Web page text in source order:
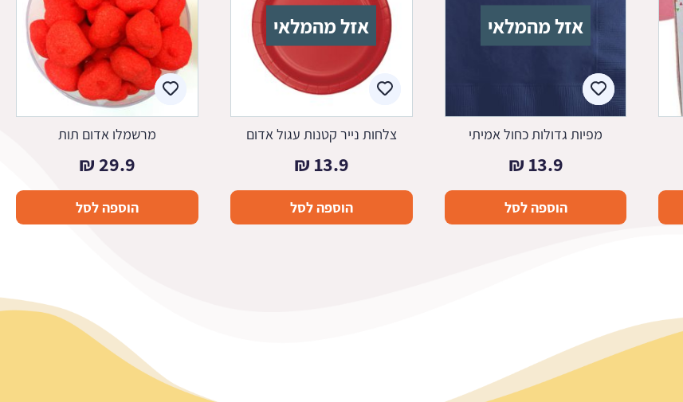
אזל מהמלאי
מפיות גדולות כחול אמיתי
13.9
₪
הוספה לסל
אזל מהמלאי
צלחות נייר קטנות עגול אדום
13.9
₪
הוספה לסל
מרשמלו אדום תות
29.9
₪
הוספה לסל